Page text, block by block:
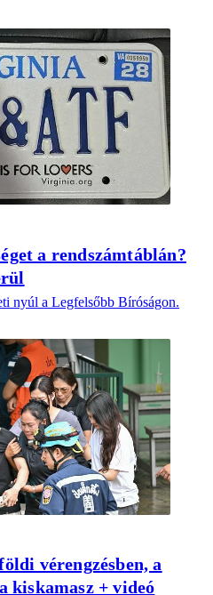
a rendszámtáblán?
nyúl a Legfelsőbb Bíróságon.
vérengzésben, a
kiskamasz + videó